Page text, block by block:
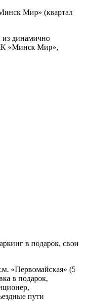
Мир» (квартал
из динамично
«Минск Мир»,
в подарок, свои
«Первомайская» (5
в подарок,
пути